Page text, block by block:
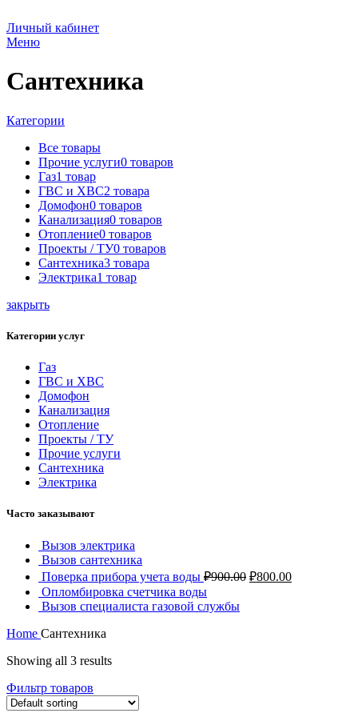
Личный кабинет
Меню
Сантехника
Категории
Все товары
Прочие услуги0 товаров
Газ1 товар
ГВС и ХВС2 товара
Домофон0 товаров
Канализация0 товаров
Отопление0 товаров
Проекты / ТУ0 товаров
Сантехника3 товара
Электрика1 товар
закрыть
Категории услуг
Газ
ГВС и ХВС
Домофон
Канализация
Отопление
Проекты / ТУ
Прочие услуги
Сантехника
Электрика
Часто заказывают
Вызов электрика
Вызов сантехника
Поверка прибора учета воды ₽900.00 ₽800.00
Опломбировка счетчика воды
Вызов специалиста газовой службы
Home Сантехника
Showing all 3 results
Фильтр товаров